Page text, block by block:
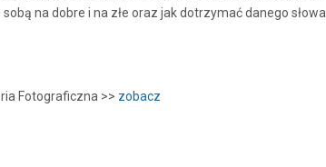
na dobre i na złe oraz jak dotrzymać danego słowa.
Fotograficzna >> zobacz